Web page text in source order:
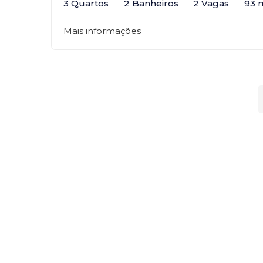
3 Quartos 2 Banheiros 2 Vagas 93
Mais informações